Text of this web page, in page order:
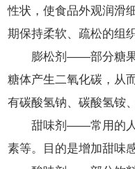
性状，使食品外观润滑
期保持柔软、疏松的组
膨松剂——部分糖
糖体产生二氧化碳，从
有碳酸氢钠、碳酸氢铵
甜味剂——常用的
素等。目的是增加甜味感